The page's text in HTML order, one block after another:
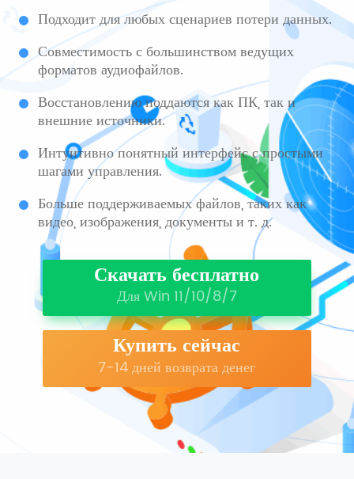
Подходит для любых сценариев потери данных.
Совместимость с большинством ведущих
форматов аудиофайлов.
Восстановлению поддаются как ПК, так и
внешние источники.
Интуитивно понятный интерфейс с простыми
шагами управления.
Больше поддерживаемых файлов, таких как
видео, изображения, документы и т. д.
Скачать бесплатно
Для Win 11/10/8/7
Купить сейчас
7-14 дней возврата денег